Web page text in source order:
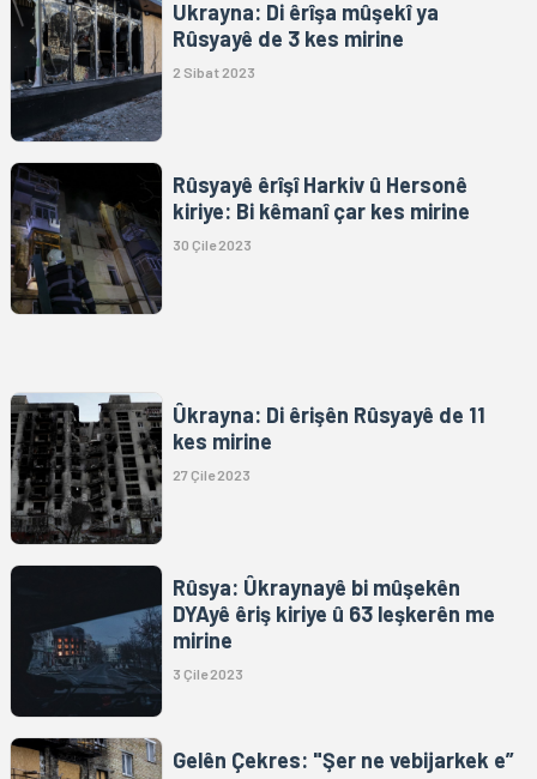
Ukrayna: Di êrîşa mûşekî ya
Rûsyayê de 3 kes mirine
2 Sibat 2023
Rûsyayê êrîşî Harkiv û Hersonê
kiriye: Bi kêmanî çar kes mirine
30 Çile 2023
Ûkrayna: Di êrişên Rûsyayê de 11
kes mirine
27 Çile 2023
Rûsya: Ûkraynayê bi mûşekên
DYAyê êriş kiriye û 63 leşkerên me
mirine
3 Çile 2023
Gelên Çekres: "Şer ne vebijarkek e”